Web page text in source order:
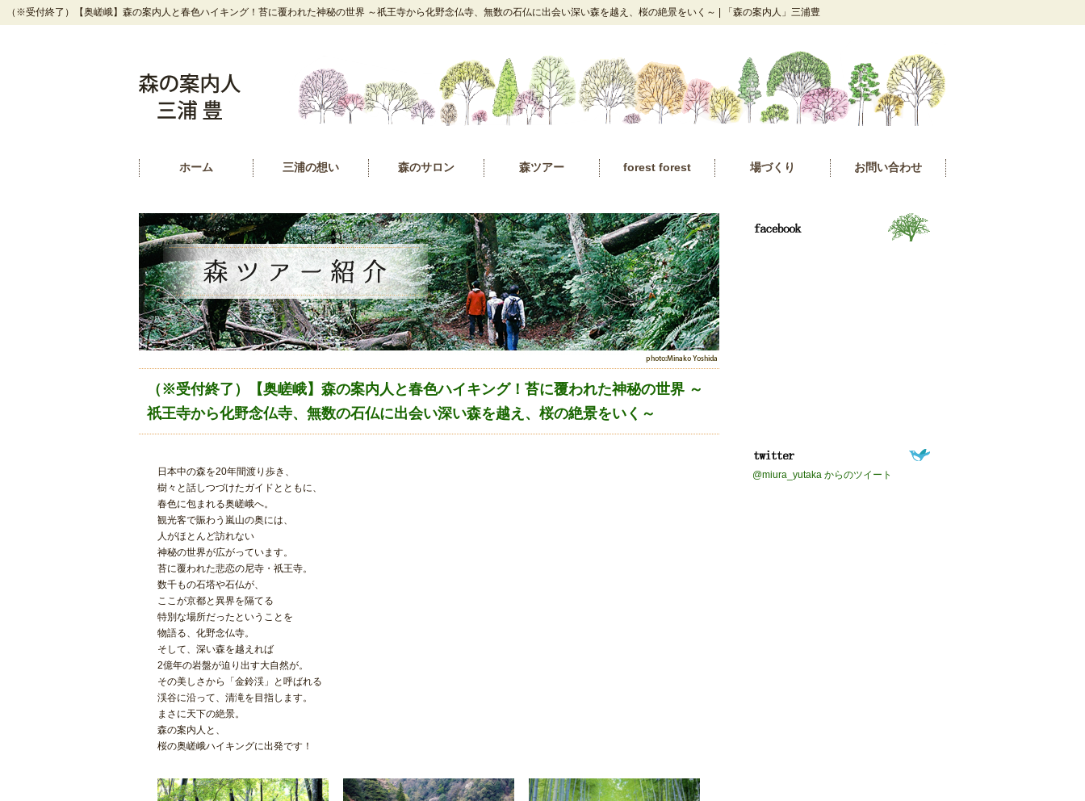
（※受付終了）【奥嵯峨】森の案内人と春色ハイキング！苔に覆われた神秘の世界 ～祇王寺から化野念仏寺、無数の石仏に出会い深い森を越え、桜の絶景をいく～ | 「森の案内人」三浦豊
ホーム 三浦の想い 森のサロン 森ツアー forest forest 場づくり お問い合わせ
（※受付終了）【奥嵯峨】森の案内人と春色ハイキング！苔に覆われた神秘の世界 ～
祇王寺から化野念仏寺、無数の石仏に出会い深い森を越え、桜の絶景をいく～
日本中の森を20年間渡り歩き、
樹々と話しつづけたガイドとともに、
春色に包まれる奥嵯峨へ。
観光客で賑わう嵐山の奥には、
人がほとんど訪れない
神秘の世界が広がっています。
苔に覆われた悲恋の尼寺・祇王寺。
数千もの石塔や石仏が、
ここが京都と異界を隔てる
特別な場所だったということを
物語る、化野念仏寺。
そして、深い森を越えれば
2億年の岩盤が迫り出す大自然が。
その美しさから「金鈴渓」と呼ばれる
渓谷に沿って、清滝を目指します。
まさに天下の絶景。
森の案内人と、
桜の奥嵯峨ハイキングに出発です！
@miura_yutaka からのツイート